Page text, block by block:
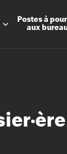
Postes à
aux